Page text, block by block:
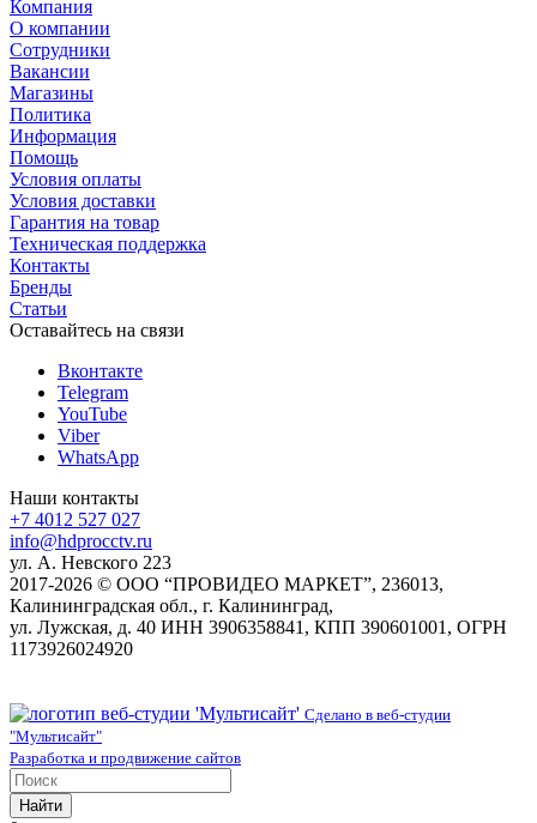
Компания
О компании
Сотрудники
Вакансии
Магазины
Политика
Информация
Помощь
Условия оплаты
Условия доставки
Гарантия на товар
Техническая поддержка
Контакты
Бренды
Статьи
Оставайтесь на связи
Вконтакте
Telegram
YouTube
Viber
WhatsApp
Наши контакты
+7 4012 527 027
info@hdprocctv.ru
ул. А. Невского 223
2017-2026 © ООО “ПРОВИДЕО МАРКЕТ”, 236013,
Калининградская обл., г. Калининград,
ул. Лужская, д. 40 ИНН 3906358841, КПП 390601001, ОГРН
1173926024920
Сделано в веб-студии
"Мультисайт"
Разработка и продвижение сайтов
Найти